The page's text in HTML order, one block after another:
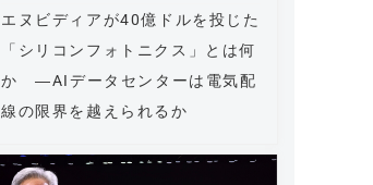
エヌビディアが40億ドルを投じた
「シリコンフォトニクス」とは何
か ―AIデータセンターは電気配
線の限界を越えられるか